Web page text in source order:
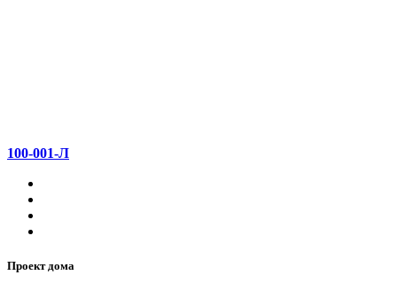
100-001-Л
Проект дома